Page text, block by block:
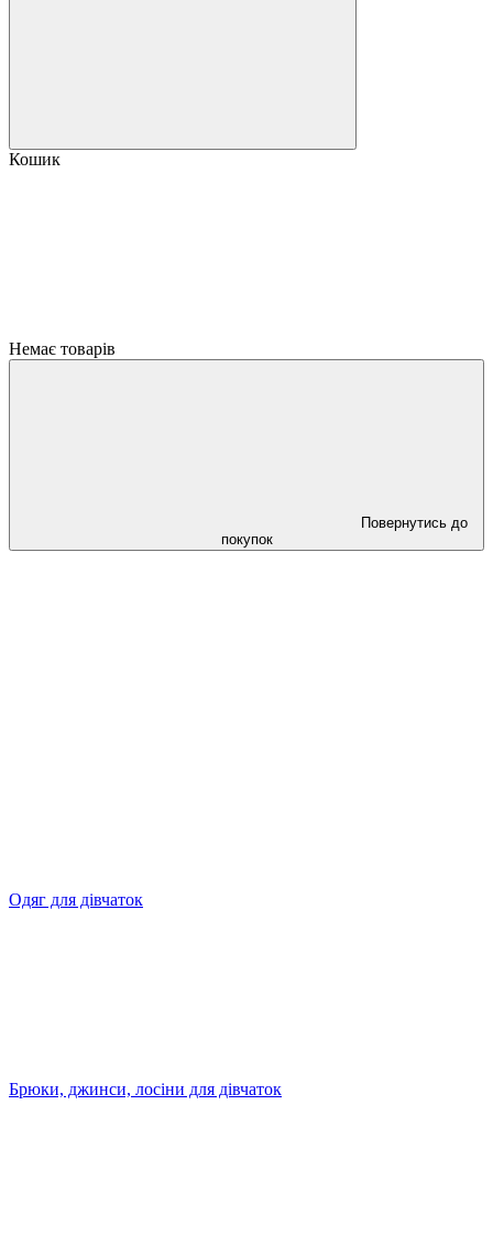
Кошик
Немає товарів
Повернутись до
покупок
Одяг для дівчаток
Брюки, джинси, лосіни для дівчаток